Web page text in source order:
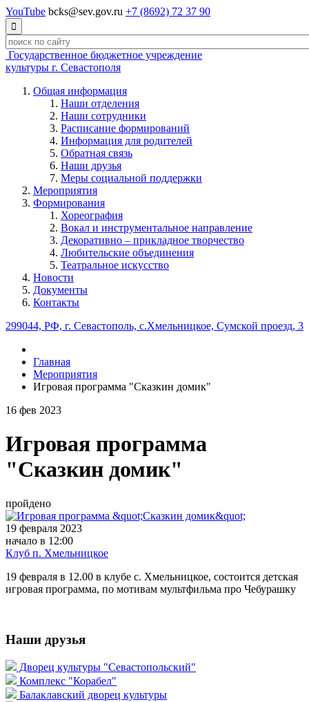
YouTube bcks@sev.gov.ru +7 (8692) 72 37 90

Государственное бюджетное учреждение
культуры г. Севастополя
Общая информация
Наши отделения
Наши сотрудники
Расписание формирований
Информация для родителей
Обратная связь
Наши друзья
Меры социальной поддержки
Мероприятия
Формирования
Хореография
Вокал и инструментальное направление
Декоративно – прикладное творчество
Любительские объединения
Театральное искусство
Новости
Документы
Контакты
299044, РФ, г. Севастополь, с.Хмельницкое, Сумской проезд, 3
Главная
Мероприятия
Игровая программа "Сказкин домик"
16 фев 2023
Игровая программа
"Сказкин домик"
пройдено
19 февраля 2023
начало в 12:00
Клуб п. Хмельницкое
19 февраля в 12.00 в клубе с. Хмельницкое, состоится детская
игровая программа, по мотивам мультфильма про Чебурашку
Наши друзья
Дворец культуры "Севастопольский"
Комплекс "Корабел"
Балаклавский дворец культуры